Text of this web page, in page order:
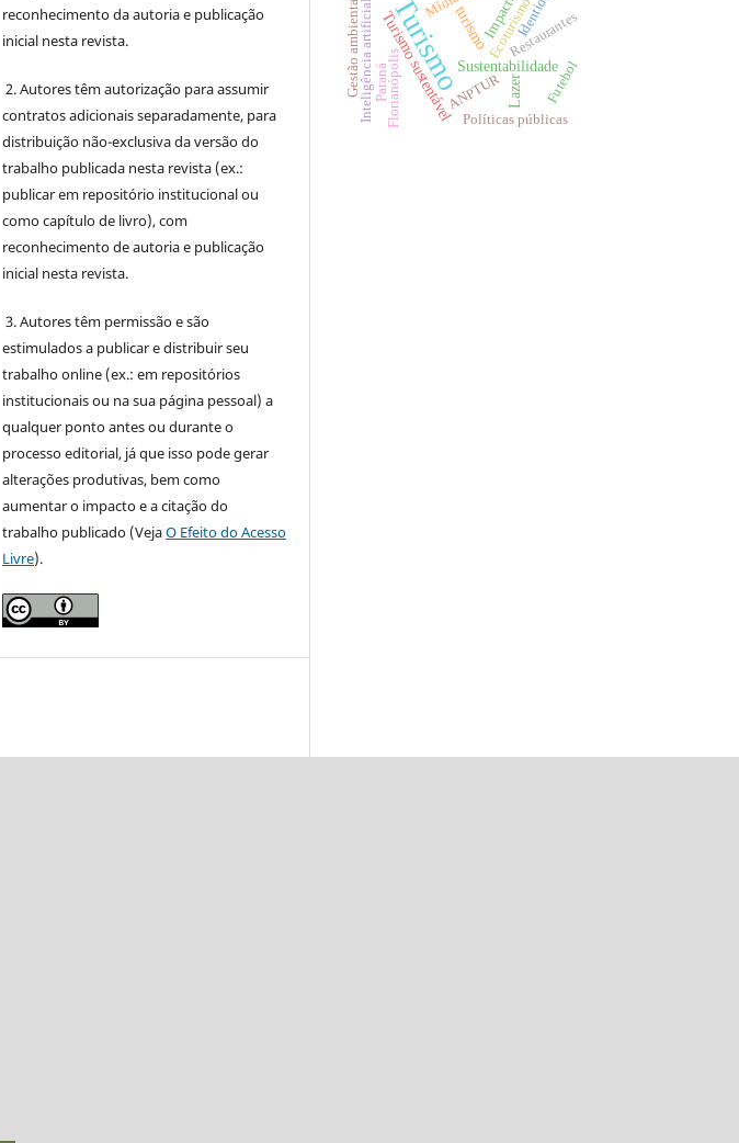
reconhecimento da autoria e publicação
inicial nesta revista.
2. Autores têm autorização para assumir
contratos adicionais separadamente, para
distribuição não-exclusiva da versão do
trabalho publicada nesta revista (ex.:
publicar em repositório institucional ou
como capítulo de livro), com
reconhecimento de autoria e publicação
inicial nesta revista.
3. Autores têm permissão e são
estimulados a publicar e distribuir seu
trabalho online (ex.: em repositórios
institucionais ou na sua página pessoal) a
qualquer ponto antes ou durante o
processo editorial, já que isso pode gerar
alterações produtivas, bem como
aumentar o impacto e a citação do
trabalho publicado (VejaO Efeito do Acesso
Livre).
Turismo
Turismo sustentávelturismoImpactos
Lazer
Sustentabilidade
Ecoturismo
Florianópolis Políticas públicas
Restaurantes
Paraná Futebol
ANPTUR
Inteligência artificial
Gestão ambiental